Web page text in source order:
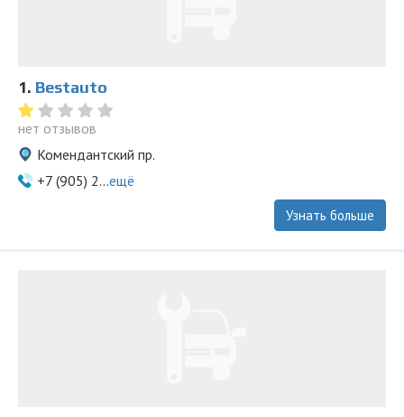
1. Bestauto
нет отзывов
Комендантский пр.
+7 (905) 2...ещё
Узнать больше